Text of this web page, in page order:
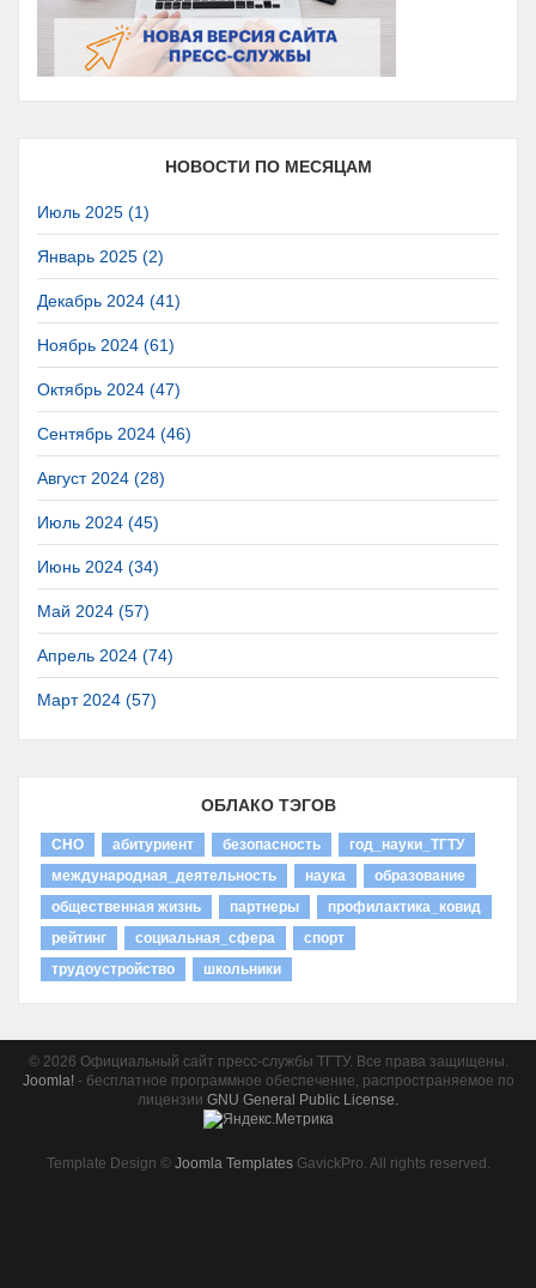
НОВОСТИ ПО МЕСЯЦАМ
Июль 2025 (1)
Январь 2025 (2)
Декабрь 2024 (41)
Ноябрь 2024 (61)
Октябрь 2024 (47)
Сентябрь 2024 (46)
Август 2024 (28)
Июль 2024 (45)
Июнь 2024 (34)
Май 2024 (57)
Апрель 2024 (74)
Март 2024 (57)
ОБЛАКО ТЭГОВ
СНО абитуриент безопасность
год_науки_ТГТУ
международная_деятельность
наука
образование
общественная жизнь
партнеры
профилактика_ковид
рейтинг
социальная_сфера
спорт
трудоустройство
школьники
© 2026 Официальный сайт пресс-службы ТГТУ. Все права защищены.
Joomla!- бесплатное программное обеспечение, распространяемое по
лицензии GNU General Public License.
Template Design © Joomla TemplatesGavickPro. All rights reserved.